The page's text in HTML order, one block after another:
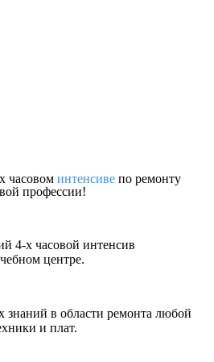
часовом интенсиве по ремонту
профессии!
4-х часовой интенсив
центре.
знаний в области ремонта любой
и плат.